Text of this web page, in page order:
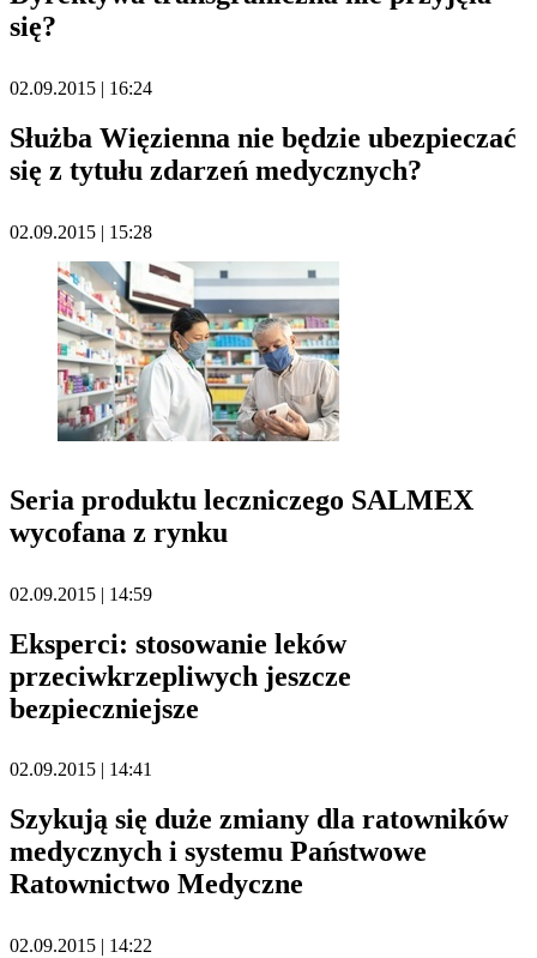
się?
02.09.2015 | 16:24
Służba Więzienna nie będzie ubezpieczać
się z tytułu zdarzeń medycznych?
02.09.2015 | 15:28
Seria produktu leczniczego SALMEX
wycofana z rynku
02.09.2015 | 14:59
Eksperci: stosowanie leków
przeciwkrzepliwych jeszcze
bezpieczniejsze
02.09.2015 | 14:41
Szykują się duże zmiany dla ratowników
medycznych i systemu Państwowe
Ratownictwo Medyczne
02.09.2015 | 14:22